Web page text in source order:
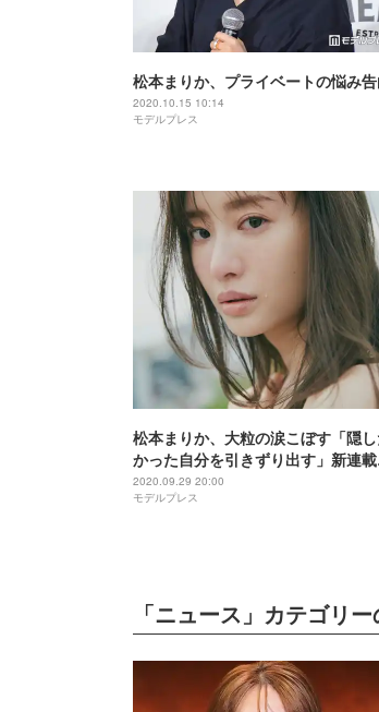
松本まりか、プライベートの悩み告
2020.10.15 10:14
モデルプレス
松本まりか、大粒の涙こぼす「隠
かった自分を引きずり出す」新連
タート
2020.09.29 20:00
モデルプレス
「ニュース」カテゴリ